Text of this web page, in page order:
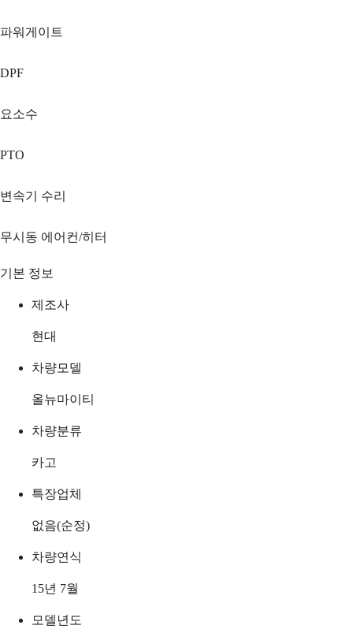
파워게이트
DPF
요소수
PTO
변속기 수리
무시동 에어컨/히터
기본 정보
제조사
현대
차량모델
올뉴마이티
차량분류
카고
특장업체
없음(순정)
차량연식
15년 7월
모델년도